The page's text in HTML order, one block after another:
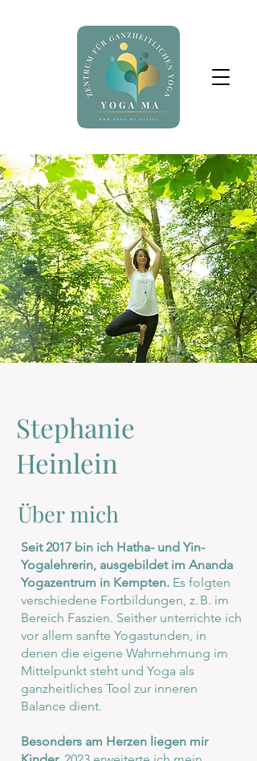
Stephanie
Heinlein
Über mich
Seit 2017 bin ich Hatha- und Yin-
Yogalehrerin, ausgebildet im Ananda
Yogazentrum in Kempten. Es folgten
verschiedene Fortbildungen, z. B. im
Bereich Faszien. Seither unterrichte ich
vor allem sanfte Yogastunden, in
denen die eigene Wahrnehmung im
Mittelpunkt steht und Yoga als
ganzheitliches Tool zur inneren
Balance dient.
Besonders am Herzen liegen mir